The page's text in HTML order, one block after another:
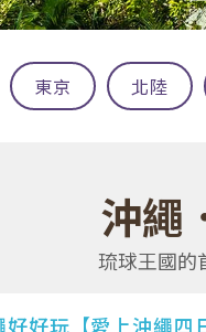
東京 北陸
沖繩
琉球王國
好好玩【愛上沖繩四